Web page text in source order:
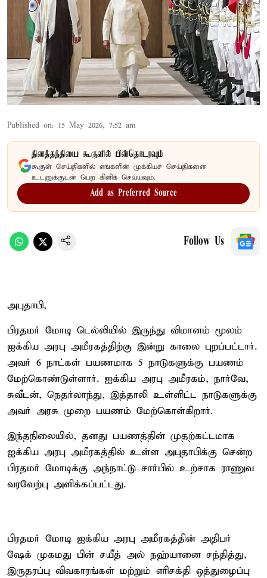
Published on: 15 May 2026, 7:52 am
தினத்தந்தியை கூகுளில் பின்தொடரவும்
கூகுள் செய்திகளில் எங்களின் முக்கியச் செய்திகளை
உடனுக்குடன் பெற கிளிக் செய்யவும்.
Add as Preferred Source
Follow Us
அபுதாபி,
பிரதமர் மோடி டெல்லியில் இருந்து விமானம் மூலம்
ஐக்கிய அரபு அமீரகத்திற்கு இன்று காலை புறப்பட்டார்.
அவர் 6 நாட்கள் பயணமாக 5 நாடுகளுக்கு பயணம்
மேற்கொண்டுள்ளார். ஐக்கிய அரபு அமீரகம், நார்வே,
சுவீடன், நெதர்லாந்து, இத்தாலி உள்ளிட்ட நாடுகளுக்கு
அவர் அரசு முறை பயணம் மேற்கொள்கிறார்.
இந்தநிலையில், தனது பயணத்தின் முதற்கட்டமாக
ஐக்கிய அரபு அமீரகத்தில் உள்ள அபுதாபிக்கு சென்ற
பிரதமர் மோடிக்கு அந்நாட்டு சார்பில் உற்சாக ராணுவ
வரவேற்பு அளிக்கப்பட்டது.
பிரதமர் மோடி ஐக்கிய அரபு அமீரகத்தின் அதிபர்
ஷேக் முகமது பின் சயீத் அல் நஹ்யானை சந்தித்து,
இருதரப்பு விவகாரங்கள் மற்றும் எரிசக்தி ஒத்துழைப்பு